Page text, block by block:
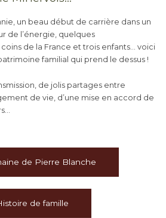
un beau début de carrière dans un
de l’énergie, quelques
de la France et trois enfants… voici
familial qui prend le dessus !
de jolis partages entre
de vie, d’une mise en accord de
de Pierre Blanche
de famille